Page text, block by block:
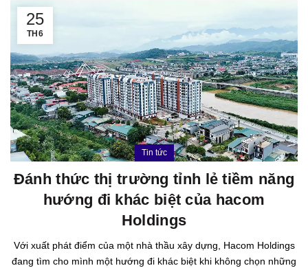
25
TH6
Tin tức
Đánh thức thị trường tỉnh lẻ tiềm năng
hướng đi khác biệt của hacom
Holdings
Với xuất phát điểm của một nhà thầu xây dựng, Hacom Holdings
đang tìm cho mình một hướng đi khác biệt khi không chọn những